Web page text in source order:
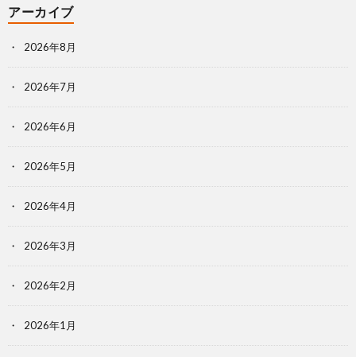
アーカイブ
2026年8月
2026年7月
2026年6月
2026年5月
2026年4月
2026年3月
2026年2月
2026年1月